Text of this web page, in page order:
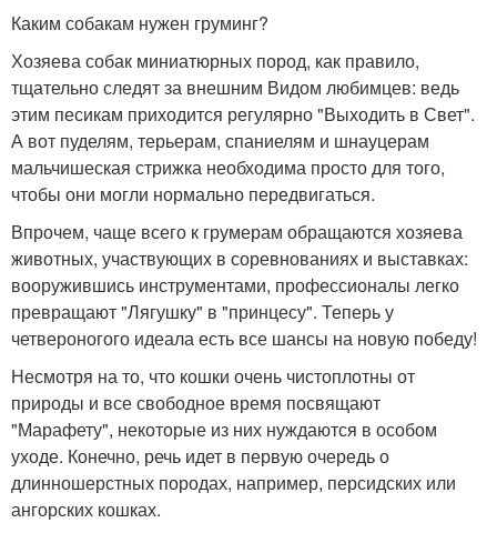
Каким собакам нужен груминг?
Хозяева собак миниатюрных пород, как правило,
тщательно следят за внешним Видом любимцев: ведь
этим песикам приходится регулярно "Выходить в Свет".
А вот пуделям, терьерам, спаниелям и шнауцерам
мальчишеская стрижка необходима просто для того,
чтобы они могли нормально передвигаться.
Впрочем, чаще всего к грумерам обращаются хозяева
животных, участвующих в соревнованиях и выставках:
вооружившись инструментами, профессионалы легко
превращают "Лягушку" в "принцесу". Теперь у
четвероногого идеала есть все шансы на новую победу!
Несмотря на то, что кошки очень чистоплотны от
природы и все свободное время посвящают
"Марафету", некоторые из них нуждаются в особом
уходе. Конечно, речь идет в первую очередь о
длинношерстных породах, например, персидских или
ангорских кошках.